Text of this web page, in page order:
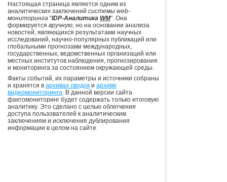
Настоящая страница является одним из
аналитических заключений системы web-
мониторинга "IDP-Аналитика WM". Она
формируется вручную, но на основании анализа
новостей, являющихся результатами научных
исследований, научно-популярных публикаций или
глобальными прогнозами международных,
государственных, ведомственных организаций или
местных институтов наблюдения, прогнозирования
и мониторинга за состоянием окружающей среды.
Факты событий, их параметры и источники собраны
и хранятся в архивах сводок и архиве
видеомониторинга. В данной версии сайта
фактомониторинг будет содержать только итоговую
аналитику. Это сделано с целью облегчения
доступа пользователей к аналитическим
заключениям и исключения дублирования
информации в целом на сайте.